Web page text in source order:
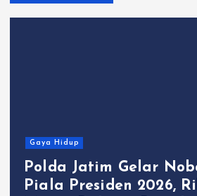
Gaya Hidup
Polda Jatim Gelar
Piala Presiden 2026,